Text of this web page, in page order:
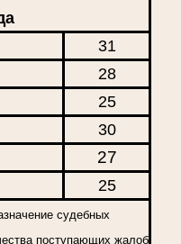
31
28
25
30
27
25
судебных
поступающих жалоб